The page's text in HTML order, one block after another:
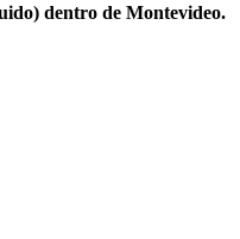
dentro de Montevideo.